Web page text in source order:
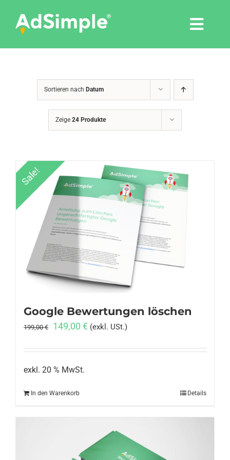
content
Pressemitteilungen
Shop
Agentur
Anmelden
Sortieren nach Datum
Zeige 24 Produkte
Sale!
Google Bewertungen löschen
199,00€
Ursprünglicher
war:
199,00 €
149,00 €Aktueller
ist:
(exkl. USt.)
exkl. 20 % MwSt.
In den Warenkorb Details